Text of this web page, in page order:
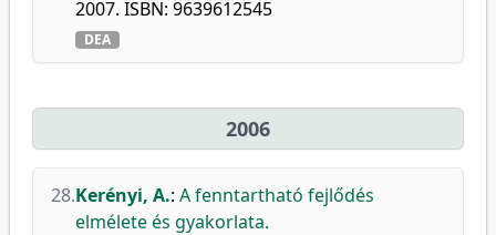
2007. ISBN: 9639612545
DEA
2006
28.Kerényi, A.: A fenntartható fejlődés
elmélete és gyakorlata.